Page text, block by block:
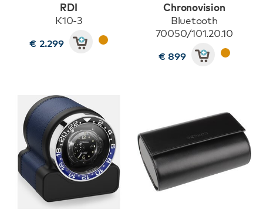
RDI
K10-3
€ 2.299
Chronovision
Bluetooth
70050/101.20.10
€ 899